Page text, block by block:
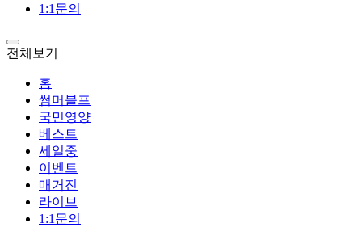
1:1문의
전체보기
홈
썸머블프
국민영양
베스트
세일중
이벤트
매거진
라이브
1:1문의